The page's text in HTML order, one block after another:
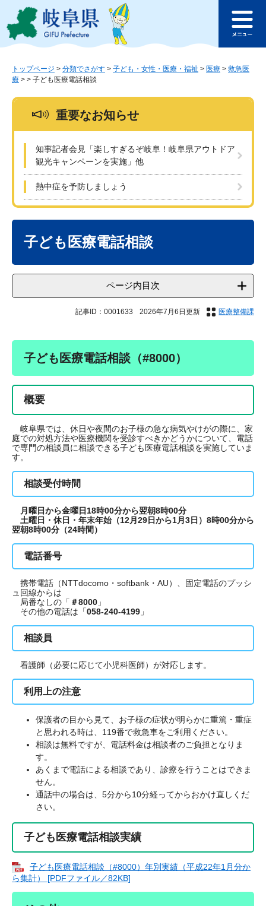
ジ
ュ
このページの本文へ
ュ
トップページ > 分類でさがす > 子ども・女性・医療・福祉 > 医療 > 救急医
療 > > 子ども医療電話相談
重要なお知らせ
知事記者会見「楽しすぎるぞ岐阜！岐阜県アウトドア
観光キャンペーンを実施」他
熱中症を予防しましょう
子ども医療電話相談
ページ内目次
記事ID：0001633 2026年7月6日更新 医療整備課
子ども医療電話相談（#8000）
概要
岐阜県では、休日や夜間のお子様の急な病気やけがの際に、家
庭での対処方法や医療機関を受診すべきかどうかについて、電話
で専門の相談員に相談できる子ども医療電話相談を実施していま
す。
相談受付時間
月曜日から金曜日18時00分から翌朝8時00分
土曜日・休日・年末年始（12月29日から1月3日）8時00分から
翌朝8時00分（24時間）
電話番号
携帯電話（NTTdocomo・softbank・AU）、固定電話のプッシ
ュ回線からは
局番なしの「 ＃8000 」
その他の電話は「058-240-4199 」
相談員
看護師（必要に応じて小児科医師）が対応します。
利用上の注意
保護者の目から見て、お子様の症状が明らかに重篤・重症
と思われる時は、119番で救急車をご利用ください。
相談は無料ですが、電話料金は相談者のご負担となりま
す。
あくまで電話による相談であり、診療を行うことはできま
せん。
通話中の場合は、5分から10分経ってからおかけ直しくだ
さい。
子ども医療電話相談実績
子ども医療電話相談（#8000）年別実績（平成22年1月分か
ら集計） [PDFファイル／82KB]